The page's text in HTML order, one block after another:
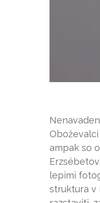
ampak so
lepimi
struktura v